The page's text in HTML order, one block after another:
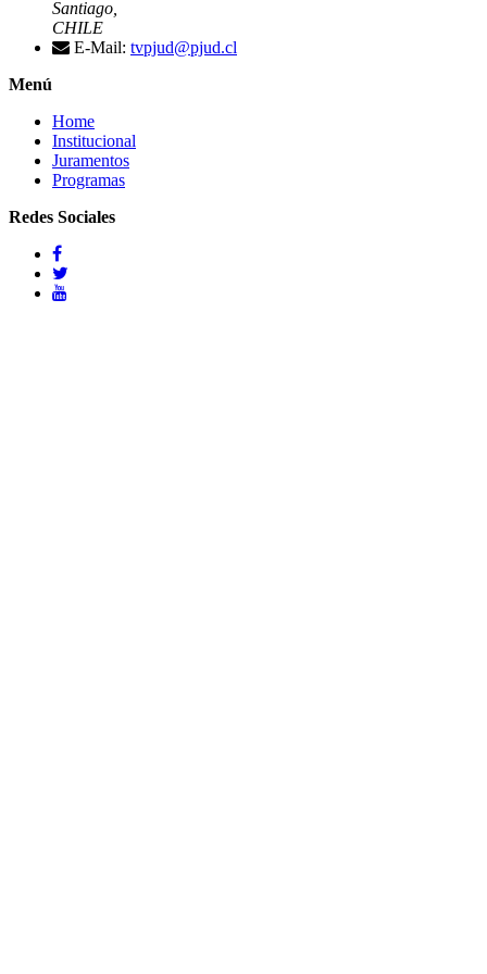
Santiago,
CHILE
E-Mail: tvpjud@pjud.cl
Menú
Home
Institucional
Juramentos
Programas
Redes Sociales